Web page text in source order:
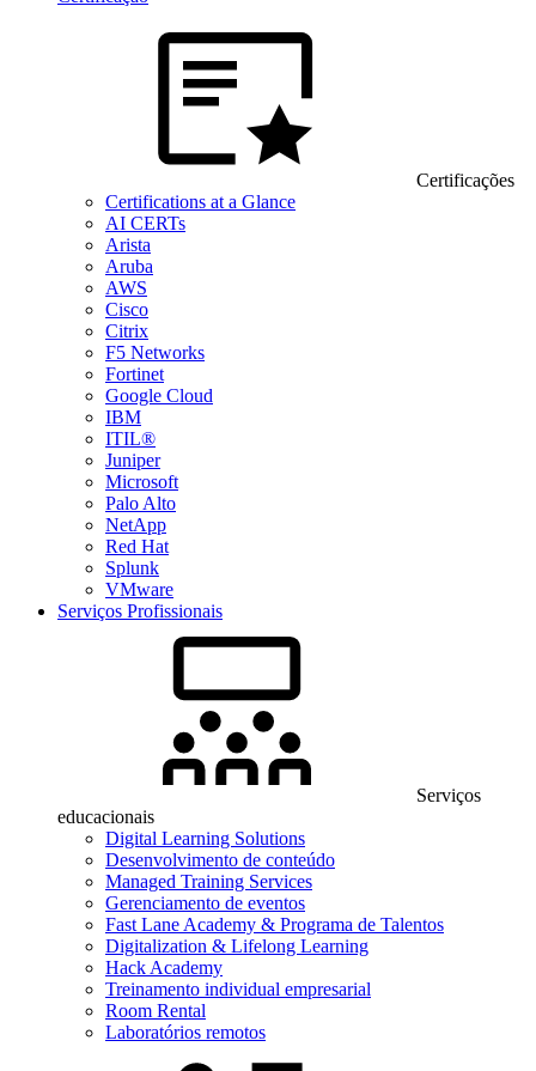
Certificações
Certifications at a Glance
AI CERTs
Arista
Aruba
AWS
Cisco
Citrix
F5 Networks
Fortinet
Google Cloud
IBM
ITIL®
Juniper
Microsoft
Palo Alto
NetApp
Red Hat
Splunk
VMware
Serviços Profissionais
Serviços
educacionais
Digital Learning Solutions
Desenvolvimento de conteúdo
Managed Training Services
Gerenciamento de eventos
Fast Lane Academy & Programa de Talentos
Digitalization & Lifelong Learning
Hack Academy
Treinamento individual empresarial
Room Rental
Laboratórios remotos